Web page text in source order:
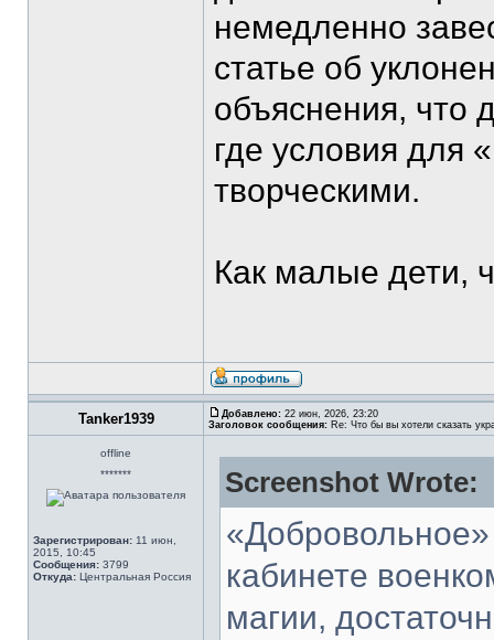
немедленно
статье об
объяснения, что
где условия для
творческими.
Как малые дети,
Tanker1939 Добавлено: 22 июн, 2026, 23:20
Заголовок сообщения: Re: Что бы вы хотели сказать
offline
*******
Зарегистрирован: 11 июн,
2015, 10:45
Сообщения: 3799
Откуда: Центральная Россия
Screenshot Wrote:
«Добровольное»
кабинете
магии,